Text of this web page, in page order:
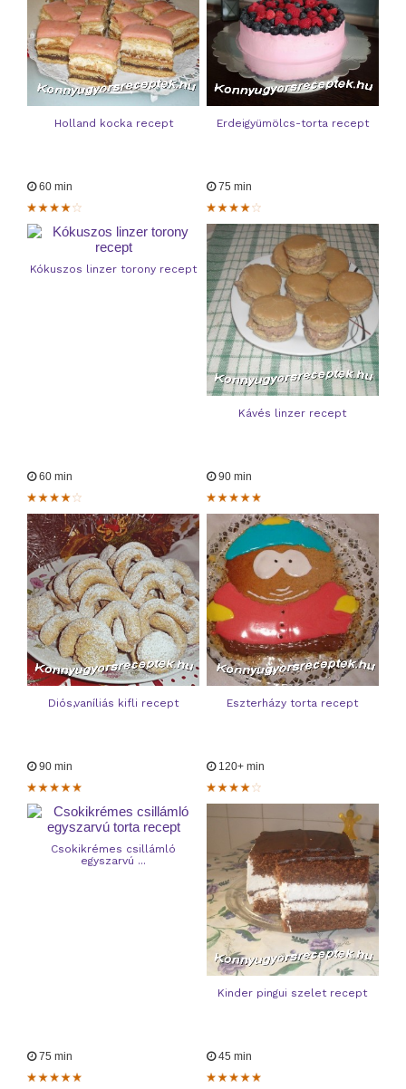
Holland kocka recept Erdeigyümölcs-torta recept
60 min
Kókuszos linzer torony recept
75 min
Kávés linzer recept
60 min
Diós,vaníliás kifli recept
90 min
Eszterházy torta recept
90 min
Csokikrémes csillámló
egyszarvú ...
120+ min
Kinder pingui szelet recept
75 min 45 min